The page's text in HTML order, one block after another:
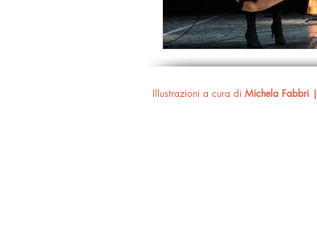
Illustrazioni a cura di Michela Fabbri |